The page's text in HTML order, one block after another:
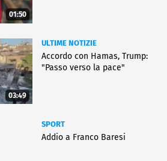
01:50
03:49
ULTIME NOTIZIE
Accordo con Hamas, Trump:
"Passo verso la pace"
SPORT
Addio a Franco Baresi